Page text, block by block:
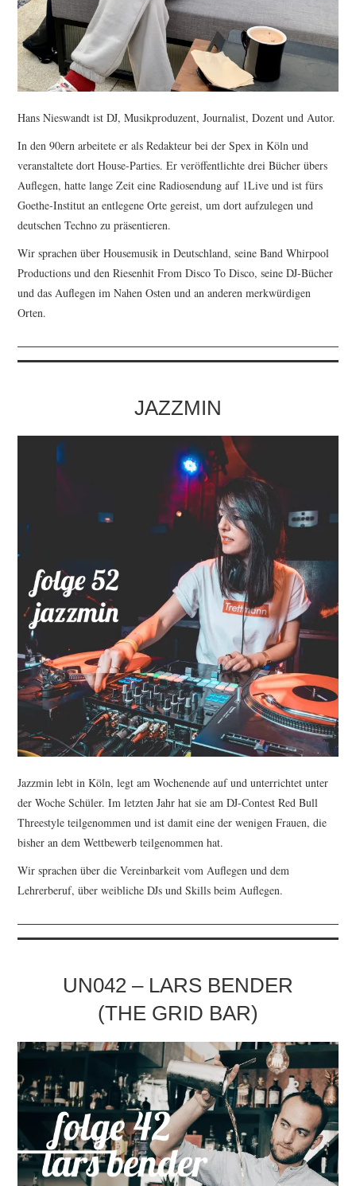
Hans Nieswandt ist DJ, Musikproduzent, Journalist, Dozent und Autor.
In den 90ern arbeitete er als Redakteur bei der Spex in Köln und
veranstaltete dort House-Parties. Er veröffentlichte drei Bücher übers
Auflegen, hatte lange Zeit eine Radiosendung auf 1Live und ist fürs
Goethe-Institut an entlegene Orte gereist, um dort aufzulegen und
deutschen Techno zu präsentieren.
Wir sprachen über Housemusik in Deutschland, seine Band Whirpool
Productions und den Riesenhit From Disco To Disco, seine DJ-Bücher
und das Auflegen im Nahen Osten und an anderen merkwürdigen
Orten.
JAZZMIN
Jazzmin lebt in Köln, legt am Wochenende auf und unterrichtet unter
der Woche Schüler. Im letzten Jahr hat sie am DJ-Contest Red Bull
Threestyle teilgenommen und ist damit eine der wenigen Frauen, die
bisher an dem Wettbewerb teilgenommen hat.
Wir sprachen über die Vereinbarkeit vom Auflegen und dem
Lehrerberuf, über weibliche DJs und Skills beim Auflegen.
UN042 – LARS BENDER
(THE GRID BAR)